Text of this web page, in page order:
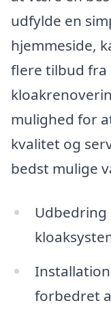
udfylde en
hjemmeside,
flere tilbud fra
mulighed for
kvalitet og
bedst mulige
Udbedring
forbedret